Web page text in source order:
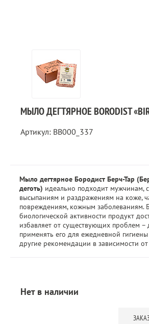
МЫЛО ДЕГТЯРНОЕ BORODIST
Артикул: BB000_337
Мыло дегтярное Бородист Берч-Тар
деготь) идеально подходит мужчинам,
высыпаниям и раздражениям на коже,
повреждениям, кожным заболеваниям.
биологической активности продукт
избавляет от существующих проблем –
применять его для ежедневной
другие рекомендации в зависимости
Нет в наличии